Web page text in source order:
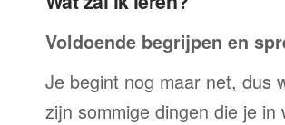
Voldoende begrijpen en
Je begint nog maar net, dus
zijn sommige dingen die je